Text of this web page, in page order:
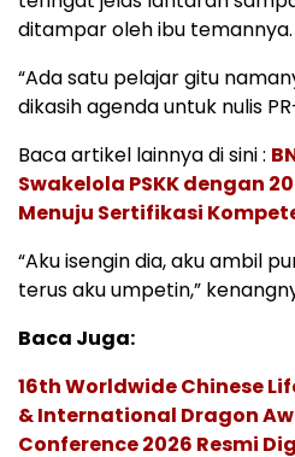
ditampar oleh ibu temannya.
“Ada satu pelajar gitu
dikasih agenda untuk nulis
Baca artikel lainnya di sini :
Swakelola PSKK dengan
Menuju Sertifikasi
“Aku isengin dia, aku ambil
terus aku umpetin,”
Baca Juga:
16th Worldwide Chinese
& International Dragon
Conference 2026 Resmi